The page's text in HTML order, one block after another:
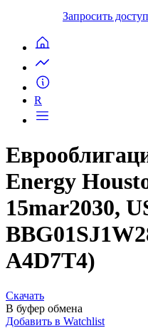
Запросить доступ
R
Energy
15mar2030,
A4D7T4)
Скачать
В буфер обмена
Добавить в Watchlist